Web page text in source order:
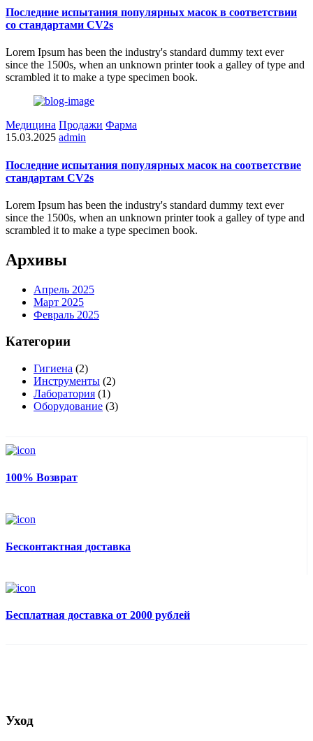
Последние испытания популярных масок в соответствии
со стандартами CV2s
Lorem Ipsum has been the industry's standard dummy text ever
since the 1500s, when an unknown printer took a galley of type and
scrambled it to make a type specimen book.
Медицина Продажи Фарма
15.03.2025 admin
Последние испытания популярных масок на соответствие
стандартам CV2s
Lorem Ipsum has been the industry's standard dummy text ever
since the 1500s, when an unknown printer took a galley of type and
scrambled it to make a type specimen book.
Архивы
Апрель 2025
Март 2025
Февраль 2025
Категории
Гигиена (2)
Инструменты (2)
Лаборатория (1)
Оборудование (3)
100% Возврат
Бесконтактная доставка
Бесплатная доставка от 2000 рублей
Уход